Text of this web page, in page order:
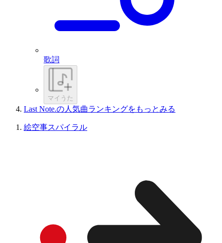
歌詞
マイうた
Last Note.の人気曲ランキングをもっとみる
絵空事スパイラル